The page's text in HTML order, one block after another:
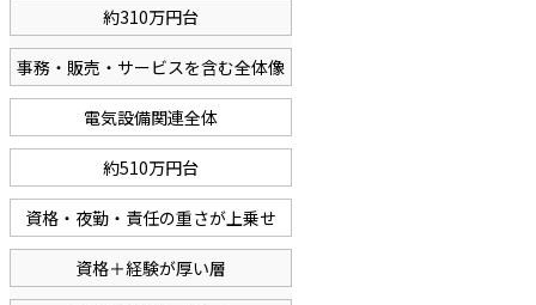
約310万円台
事務・販売・サービスを含む全体像
電気設備関連全体
約510万円台
資格・夜勤・責任の重さが上乗せ
資格＋経験が厚い層